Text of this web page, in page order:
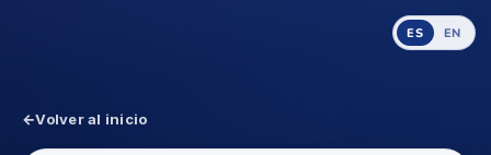
ES EN
Volver al inicio